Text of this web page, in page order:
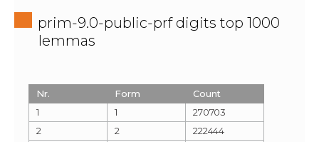
prim-9.0-public-prf digits top 1000
lemmas
Nr. Form
Count
1
1
270703
2
2
222444